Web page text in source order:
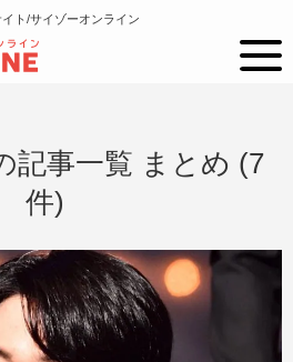
ト/サイゾーオンライン
記事一覧 まとめ (7
件)